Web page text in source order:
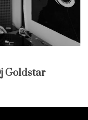
Goldstar